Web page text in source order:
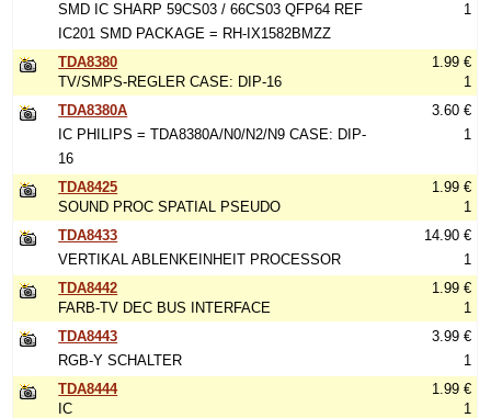
SMD IC SHARP 59CS03 / 66CS03 QFP64 REF
IC201 SMD PACKAGE = RH-IX1582BMZZ
1
TDA8380
TV/SMPS-REGLER CASE: DIP-16
1.99 €
1
TDA8380A
IC PHILIPS = TDA8380A/N0/N2/N9 CASE: DIP-
16
3.60 €
1
TDA8425
SOUND PROC SPATIAL PSEUDO
1.99 €
1
TDA8433
VERTIKAL ABLENKEINHEIT PROCESSOR
14.90 €
1
TDA8442
FARB-TV DEC BUS INTERFACE
1.99 €
1
TDA8443
RGB-Y SCHALTER
3.99 €
1
TDA8444
IC
1.99 €
1